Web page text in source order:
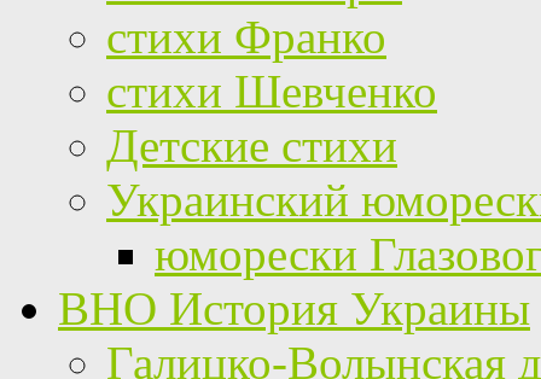
стихи Франко
стихи Шевченко
Детские стихи
Украинский
юморески
ВНО История Украины
Галицко-Волынская